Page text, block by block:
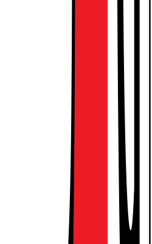
in:
för mindre
värde som delbetalning mot en ny
ditt inbytesvärde